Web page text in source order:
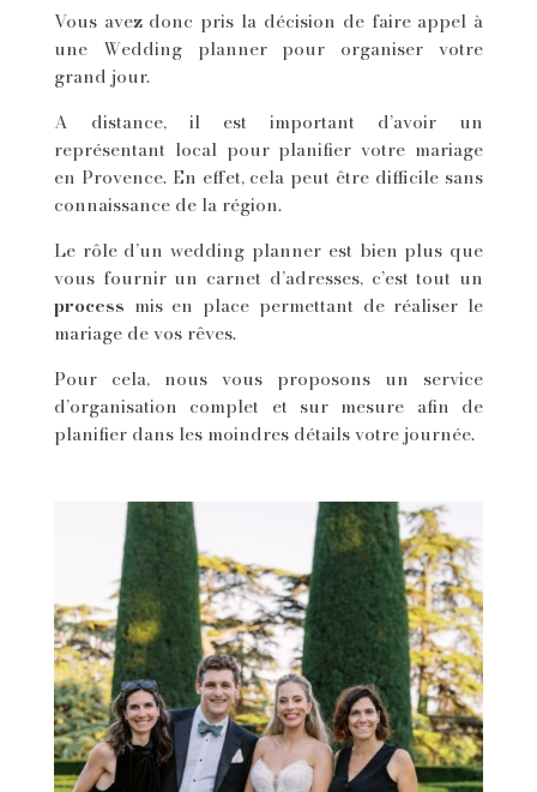
Vous avez donc pris la décision de faire appel à
une Wedding planner pour organiser votre
grand jour.
A distance, il est important d’avoir un
représentant local pour planifier votre mariage
en Provence. En effet, cela peut être difficile sans
connaissance de la région.
Le rôle d’un wedding planner est bien plus que
vous fournir un carnet d’adresses, c’est tout un
process mis en place permettant de réaliser le
mariage de vos rêves.
Pour cela, nous vous proposons un service
d’organisation complet et sur mesure afin de
planifier dans les moindres détails votre journée.